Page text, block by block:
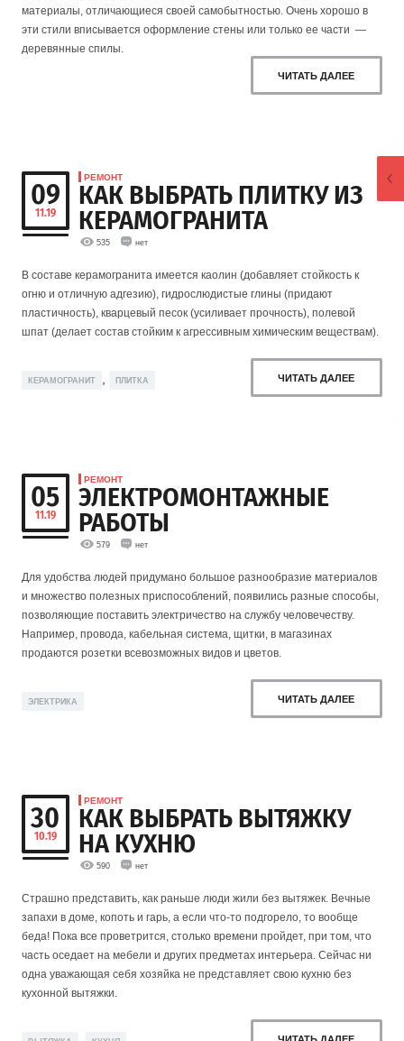
материалы, отличающиеся своей самобытностью. Очень хорошо в
эти стили вписывается оформление стены или только ее части —
деревянные спилы.
ЧИТАТЬ ДАЛЕЕ
09
11.19
РЕМОНТ
КАК ВЫБРАТЬ ПЛИТКУ ИЗ
КЕРАМОГРАНИТА
535 нет
В составе керамогранита имеется каолин (добавляет стойкость к
огню и отличную адгезию), гидрослюдистые глины (придают
пластичность), кварцевый песок (усиливает прочность), полевой
шпат (делает состав стойким к агрессивным химическим веществам).
КЕРАМОГРАНИТ ПЛИТКА ЧИТАТЬ ДАЛЕЕ
05
11.19
РЕМОНТ
ЭЛЕКТРОМОНТАЖНЫЕ
РАБОТЫ
579 нет
Для удобства людей придумано большое разнообразие материалов
и множество полезных приспособлений, появились разные способы,
позволяющие поставить электричество на службу человечеству.
Например, провода, кабельная система, щитки, в магазинах
продаются розетки всевозможных видов и цветов.
ЭЛЕКТРИКА ЧИТАТЬ ДАЛЕЕ
30
10.19
РЕМОНТ
КАК ВЫБРАТЬ ВЫТЯЖКУ
НА КУХНЮ
590 нет
Страшно представить, как раньше люди жили без вытяжек. Вечные
запахи в доме, копоть и гарь, а если что-то подгорело, то вообще
беда! Пока все проветрится, столько времени пройдет, при том, что
часть оседает на мебели и других предметах интерьера. Сейчас ни
одна уважающая себя хозяйка не представляет свою кухню без
кухонной вытяжки.
ЧИТАТЬ ДАЛЕЕ